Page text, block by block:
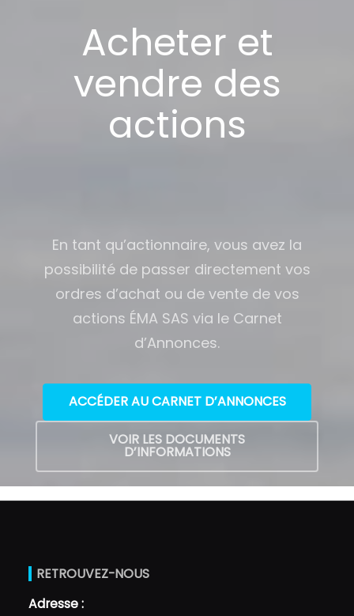
Acheter et
vendre des
actions
En tant qu’actionnaire, vous avez la
possibilité de passer directement vos
ordres d’achat ou de vente de vos
actions ÉMA SAS via le Carnet
d’Annonces.
ACCÉDER AU CARNET D’ANNONCES
VOIR LES DOCUMENTS
D’INFORMATIONS
RETROUVEZ-NOUS
Adresse :